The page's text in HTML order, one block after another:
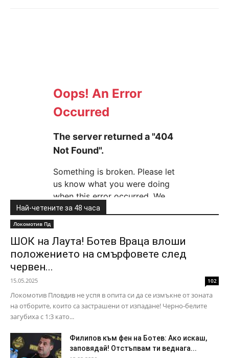
Най-четените за 48 часа
Локомотив Пд
ШОК на Лаута! Ботев Враца влоши
положението на смърфовете след
червен...
15.05.2025 102
Локомотив Пловдив не успя в опита си да се измъкне от зоната
на отборите, които са застрашени от изпадане! Черно-белите
загубиха с 1:3 като...
Филипов към фен на Ботев: Ако искаш,
заповядай! Отстъпвам ти веднага...